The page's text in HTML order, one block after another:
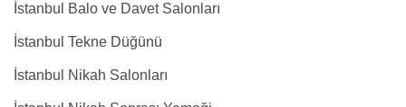
İstanbul Balo ve Davet Salonları
İstanbul Tekne Düğünü
İstanbul Nikah Salonları